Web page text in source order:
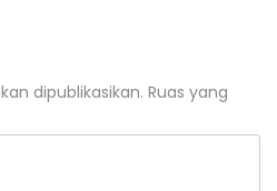
dipublikasikan. Ruas yang